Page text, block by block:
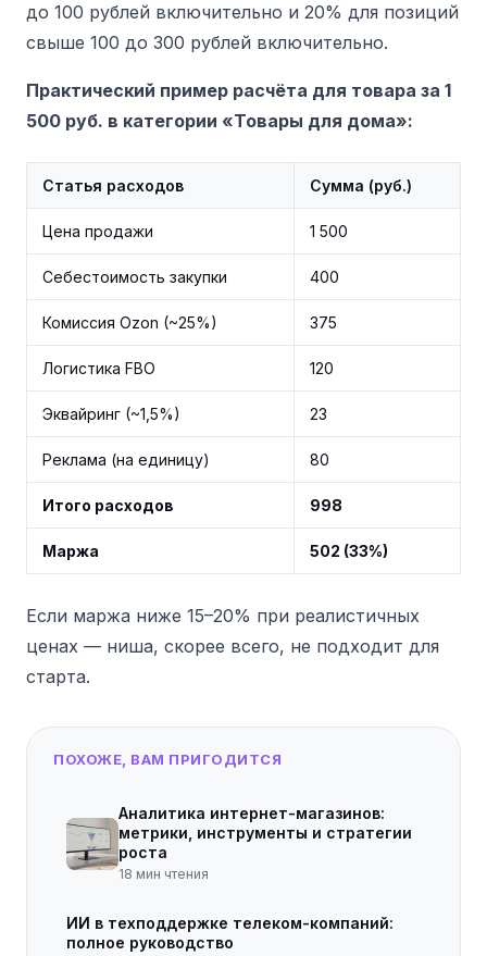
до 100 рублей включительно и 20% для позиций
свыше 100 до 300 рублей включительно.
Практический пример расчёта для товара за 1
500 руб. в категории «Товары для дома»:
Статья расходов Сумма (руб.)
Цена продажи 1 500
Себестоимость закупки 400
Комиссия Ozon (~25%) 375
Логистика FBO 120
Эквайринг (~1,5%) 23
Реклама (на единицу) 80
Итого расходов 998
Маржа 502 (33%)
Если маржа ниже 15–20% при реалистичных
ценах — ниша, скорее всего, не подходит для
старта.
ПОХОЖЕ, ВАМ ПРИГОДИТСЯ
Аналитика интернет-магазинов:
метрики, инструменты и стратегии
роста
18 мин чтения
ИИ в техподдержке телеком-компаний:
полное руководство